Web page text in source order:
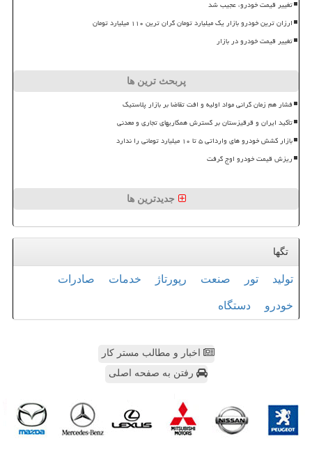
تغییر قیمت خودرو، عجیب شد
ارزان ترین خودرو بازار یک میلیارد تومان گران ترین ۱۱۰ میلیارد تومان
تغییر قیمت خودرو در بازار
پربحث ترین ها
فشار هم زمان گرانی مواد اولیه و افت تقاضا بر بازار پلاستیک
تأکید ایران و قرقیزستان بر گسترش همکاریهای تجاری و معدنی
بازار کشش خودرو های وارداتی ۵ تا ۱۰ میلیارد تومانی را ندارد
ریزش قیمت خودرو اوج گرفت
جدیدترین ها
تگها
تولید تور صنعت رپورتاژ خدمات صادرات
خودرو دستگاه
اخبار و مطالب مستر کار
رفتن به صفحه اصلی